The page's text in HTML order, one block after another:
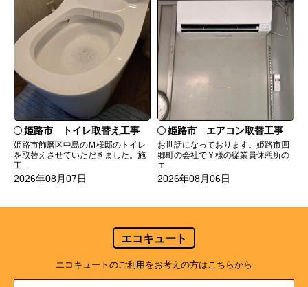
姫路市 トイレ取替え工事
姫路市飾磨区中島のＭ様邸のトイレ
を取替えさせていただきました。施
工...
2026年08月07日
姫路市 エアコン取替工事
お世話になっております。姫路市四
郷町の会社でＹ様の従業員休憩所の
エ...
2026年08月06日
エコキュート
エコキュートのご利用をお考えの方はこちらから